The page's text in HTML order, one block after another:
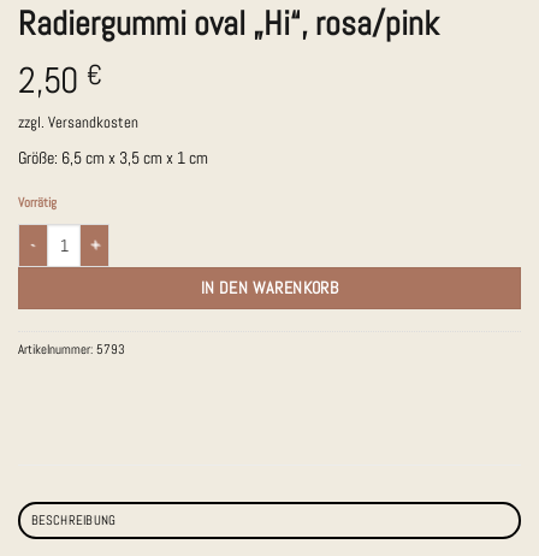
Radiergummi oval „Hi“, rosa/pink
2,50 €
zzgl. Versandkosten
Größe: 6,5 cm x 3,5 cm x 1 cm
Vorrätig
IN DEN WARENKORB
Artikelnummer: 5793
BESCHREIBUNG